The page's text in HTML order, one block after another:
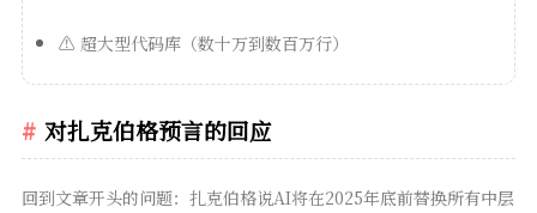
⚠️ 超大型代码库（数十万到数百万行）
对扎克伯格预言的回应
回到文章开头的问题：扎克伯格说AI将在2025年底前替换所有中层